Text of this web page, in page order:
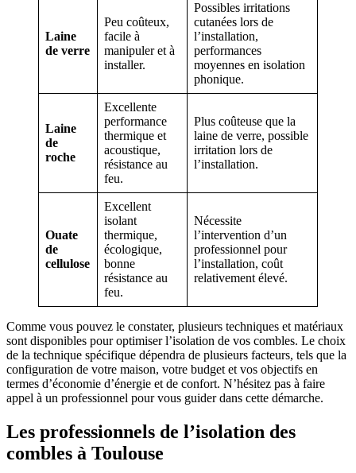
Laine
de verre
Peu coûteux,
facile à
manipuler et à
installer.
Possibles irritations
cutanées lors de
l’installation,
performances
moyennes en isolation
phonique.
Laine
de
roche
Excellente
performance
thermique et
acoustique,
résistance au
feu.
Plus coûteuse que la
laine de verre, possible
irritation lors de
l’installation.
Ouate
de
cellulose
Excellent
isolant
thermique,
écologique,
bonne
résistance au
feu.
Nécessite
l’intervention d’un
professionnel pour
l’installation, coût
relativement élevé.
Comme vous pouvez le constater, plusieurs techniques et matériaux
sont disponibles pour optimiser l’isolation de vos combles. Le choix
de la technique spécifique dépendra de plusieurs facteurs, tels que la
configuration de votre maison, votre budget et vos objectifs en
termes d’économie d’énergie et de confort. N’hésitez pas à faire
appel à un professionnel pour vous guider dans cette démarche.
Les professionnels de l’isolation des
combles à Toulouse